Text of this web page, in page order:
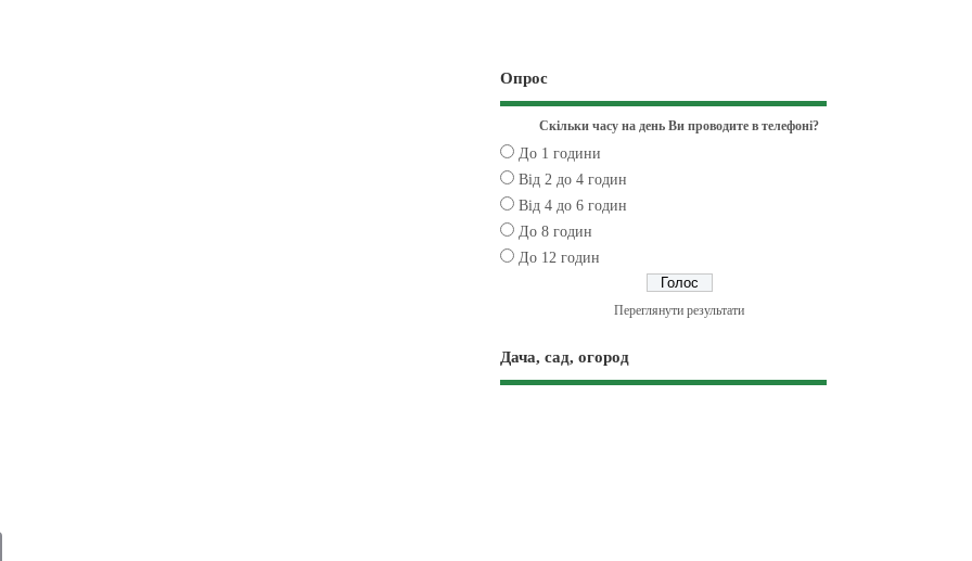
Опрос
Скільки часу на день Ви проводите в телефоні?
До 1 години
Від 2 до 4 годин
Від 4 до 6 годин
До 8 годин
До 12 годин
Переглянути результати
Дача, сад, огород